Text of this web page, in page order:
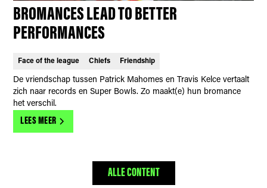
BROMANCES LEAD TO BETTER
PERFORMANCES
Face of the league Chiefs Friendship
De vriendschap tussen Patrick Mahomes en Travis Kelce vertaalt
zich naar records en Super Bowls. Zo maakt(e) hun bromance
het verschil.
LEES MEER
ALLE CONTENT